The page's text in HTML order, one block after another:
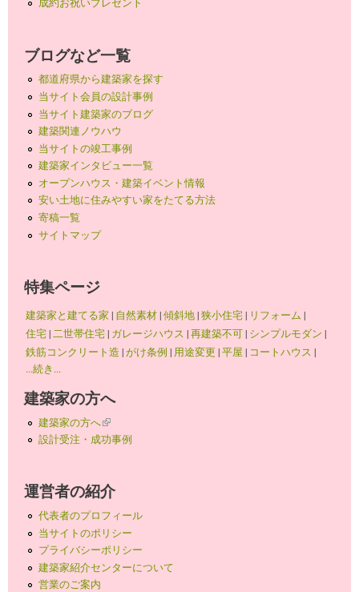
ブログなど一覧
都道府県から建築家を探す
当サイト会員の設計事例
当サイト建築家のブログ
建築関連ノウハウ
当サイトの竣工事例
建築家インタビュー一覧
オープンハウス・建築イベント情報
安い土地に住みやすい家をたてる方法
寄稿一覧
サイトマップ
特集ページ
建築家と建てる家 | 自然素材|傾斜地|狭小住宅| リフォーム |
住宅|二世帯住宅| ガレージハウス |再建築不可| シンプルモダン |
鉄筋コンクリート造 |がけ条例 | 用途変更 |平屋 | コートハウス |
...続き...
建築家の方へ
建築家の方へ(link is external)
設計受注・成功事例
運営者の紹介
代表者のプロフィール
当サイトのポリシー
プライバシーポリシー
建築家紹介センターについて
営業のご案内